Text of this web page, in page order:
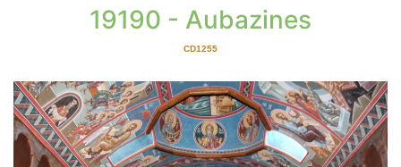
19190 - Aubazines
CD1255